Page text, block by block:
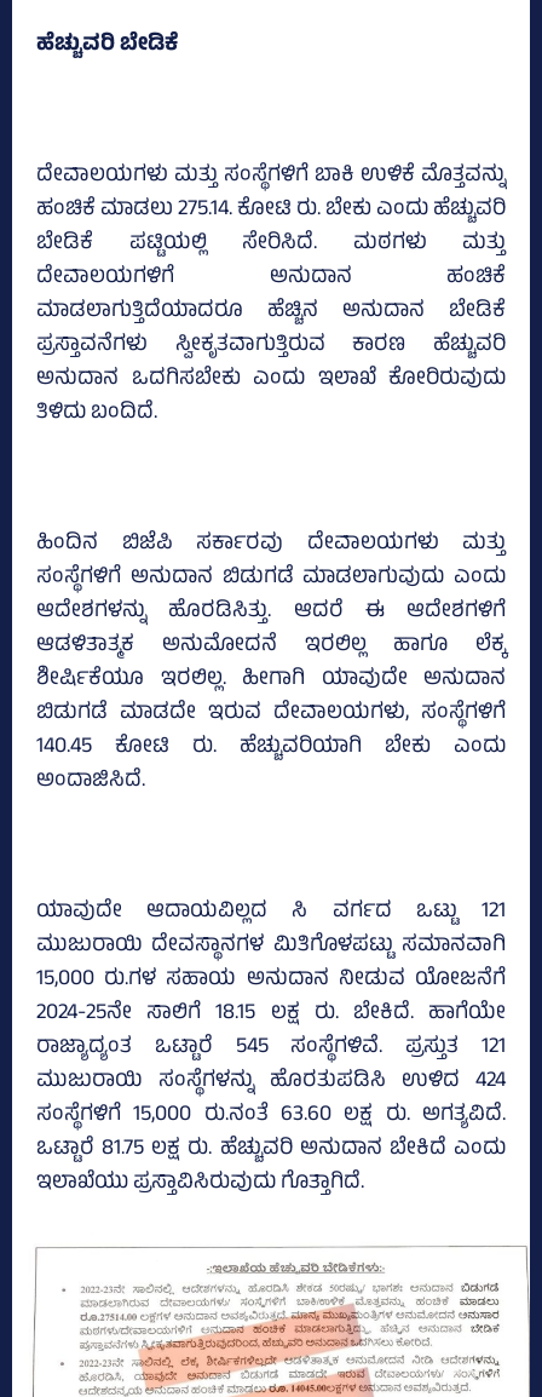
ಹೆಚ್ಚುವರಿ ಬೇಡಿಕೆ
ದೇವಾಲಯಗಳು ಮತ್ತು ಸಂಸ್ಥೆಗಳಿಗೆ ಬಾಕಿ ಉಳಿಕೆ ಮೊತ್ತವನ್ನು
ಹಂಚಿಕೆ ಮಾಡಲು 275.14. ಕೋಟಿ ರು. ಬೇಕು ಎಂದು ಹೆಚ್ಚುವರಿ
ಬೇಡಿಕೆ ಪಟ್ಟಿಯಲ್ಲಿ ಸೇರಿಸಿದೆ. ಮಠಗಳು ಮತ್ತು
ದೇವಾಲಯಗಳಿಗೆ ಅನುದಾನ ಹಂಚಿಕೆ
ಮಾಡಲಾಗುತ್ತಿದೆಯಾದರೂ ಹೆಚ್ಚಿನ ಅನುದಾನ ಬೇಡಿಕೆ
ಪ್ರಸ್ತಾವನೆಗಳು ಸ್ವೀಕೃತವಾಗುತ್ತಿರುವ ಕಾರಣ ಹೆಚ್ಚುವರಿ
ಅನುದಾನ ಒದಗಿಸಬೇಕು ಎಂದು ಇಲಾಖೆ ಕೋರಿರುವುದು
ತಿಳಿದು ಬಂದಿದೆ.
ಹಿಂದಿನ ಬಿಜೆಪಿ ಸರ್ಕಾರವು ದೇವಾಲಯಗಳು ಮತ್ತು
ಸಂಸ್ಥೆಗಳಿಗೆ ಅನುದಾನ ಬಿಡುಗಡೆ ಮಾಡಲಾಗುವುದು ಎಂದು
ಆದೇಶಗಳನ್ನು ಹೊರಡಿಸಿತ್ತು. ಆದರೆ ಈ ಆದೇಶಗಳಿಗೆ
ಆಡಳಿತಾತ್ಮಕ ಅನುಮೋದನೆ ಇರಲಿಲ್ಲ ಹಾಗೂ ಲೆಕ್ಕ
ಶೀರ್ಷಿಕೆಯೂ ಇರಲಿಲ್ಲ. ಹೀಗಾಗಿ ಯಾವುದೇ ಅನುದಾನ
ಬಿಡುಗಡೆ ಮಾಡದೇ ಇರುವ ದೇವಾಲಯಗಳು, ಸಂಸ್ಥೆಗಳಿಗೆ
140.45 ಕೋಟಿ ರು. ಹೆಚ್ಚುವರಿಯಾಗಿ ಬೇಕು ಎಂದು
ಅಂದಾಜಿಸಿದೆ.
ಯಾವುದೇ ಆದಾಯವಿಲ್ಲದ ಸಿ ವರ್ಗದ ಒಟ್ಟು 121
ಮುಜುರಾಯಿ ದೇವಸ್ಥಾನಗಳ ಮಿತಿಗೊಳಪಟ್ಟು ಸಮಾನವಾಗಿ
15,000 ರು.ಗಳ ಸಹಾಯ ಅನುದಾನ ನೀಡುವ ಯೋಜನೆಗೆ
2024-25ನೇ ಸಾಲಿಗೆ 18.15 ಲಕ್ಷ ರು. ಬೇಕಿದೆ. ಹಾಗೆಯೇ
ರಾಜ್ಯಾದ್ಯಂತ ಒಟ್ಟಾರೆ 545 ಸಂಸ್ಥೆಗಳಿವೆ. ಪ್ರಸ್ತುತ 121
ಮುಜುರಾಯಿ ಸಂಸ್ಥೆಗಳನ್ನು ಹೊರತುಪಡಿಸಿ ಉಳಿದ 424
ಸಂಸ್ಥೆಗಳಿಗೆ 15,000 ರು.ನಂತೆ 63.60 ಲಕ್ಷ ರು. ಅಗತ್ಯವಿದೆ.
ಒಟ್ಟಾರೆ 81.75 ಲಕ್ಷ ರು. ಹೆಚ್ಚುವರಿ ಅನುದಾನ ಬೇಕಿದೆ ಎಂದು
ಇಲಾಖೆಯು ಪ್ರಸ್ತಾವಿಸಿರುವುದು ಗೊತ್ತಾಗಿದೆ.